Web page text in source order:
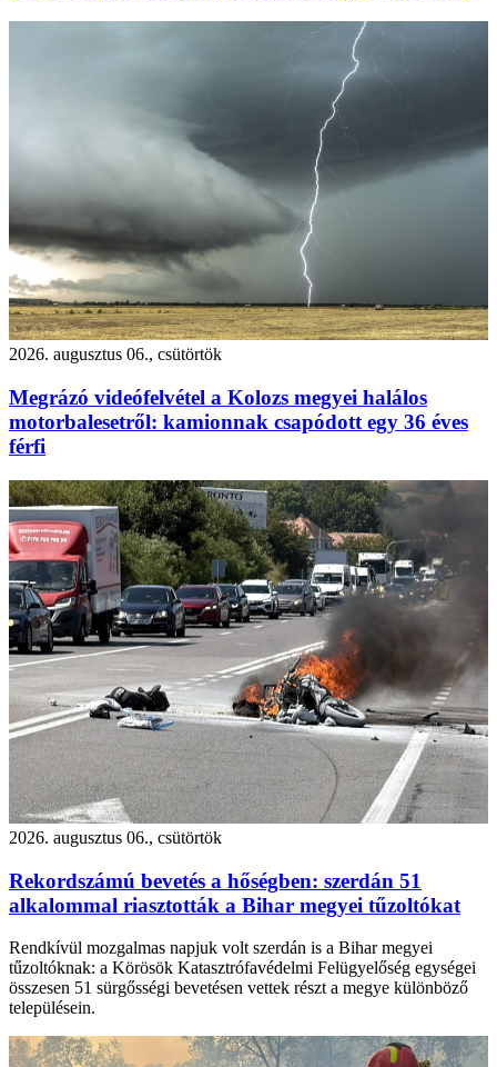
2026. augusztus 06., csütörtök
Megrázó videófelvétel a Kolozs megyei halálos
motorbalesetről: kamionnak csapódott egy 36 éves
férfi
2026. augusztus 06., csütörtök
Rekordszámú bevetés a hőségben: szerdán 51
alkalommal riasztották a Bihar megyei tűzoltókat
Rendkívül mozgalmas napjuk volt szerdán is a Bihar megyei
tűzoltóknak: a Körösök Katasztrófavédelmi Felügyelőség egységei
összesen 51 sürgősségi bevetésen vettek részt a megye különböző
településein.